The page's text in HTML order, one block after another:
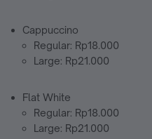
Cappuccino
Regular: Rp18.000
Large: Rp21.000
Flat White
Regular: Rp18.000
Large: Rp21.000